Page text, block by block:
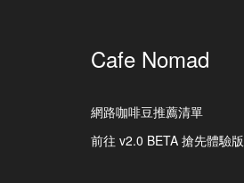
Cafe Nomad
網路咖啡豆推薦清單
前往 v2.0 BETA 搶先體驗版